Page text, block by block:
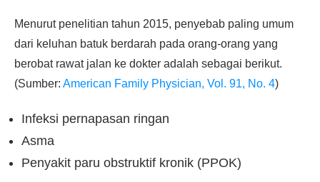
Menurut penelitian tahun 2015, penyebab paling umum
dari keluhan batuk berdarah pada orang-orang yang
berobat rawat jalan ke dokter adalah sebagai berikut.
(Sumber: American Family Physician, Vol. 91, No. 4)
Infeksi pernapasan ringan
Asma
Penyakit paru obstruktif kronik (PPOK)